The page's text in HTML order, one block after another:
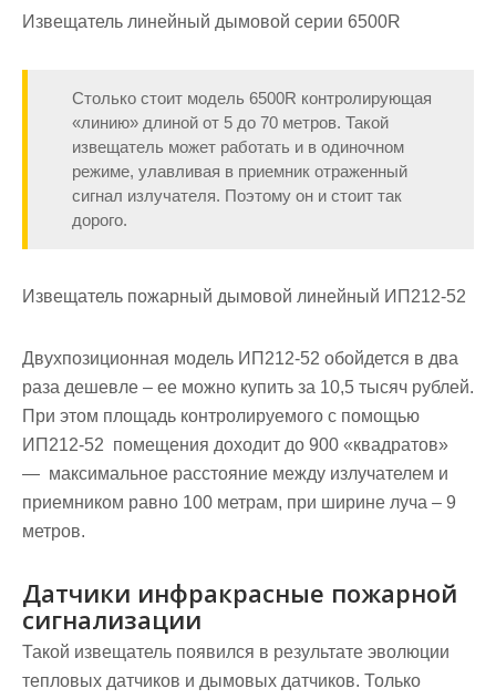
Извещатель линейный дымовой серии 6500R
Столько стоит модель 6500R контролирующая
«линию» длиной от 5 до 70 метров. Такой
извещатель может работать и в одиночном
режиме, улавливая в приемник отраженный
сигнал излучателя. Поэтому он и стоит так
дорого.
Извещатель пожарный дымовой линейный ИП212-52
Двухпозиционная модель ИП212-52 обойдется в два
раза дешевле – ее можно купить за 10,5 тысяч рублей.
При этом площадь контролируемого с помощью
ИП212-52 помещения доходит до 900 «квадратов»
— максимальное расстояние между излучателем и
приемником равно 100 метрам, при ширине луча – 9
метров.
Датчики инфракрасные пожарной
сигнализации
Такой извещатель появился в результате эволюции
тепловых датчиков и дымовых датчиков. Только